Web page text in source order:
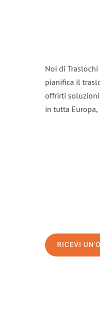
Noi di
pianifica il
offrirti soluzioni
in tutta
RICEVI